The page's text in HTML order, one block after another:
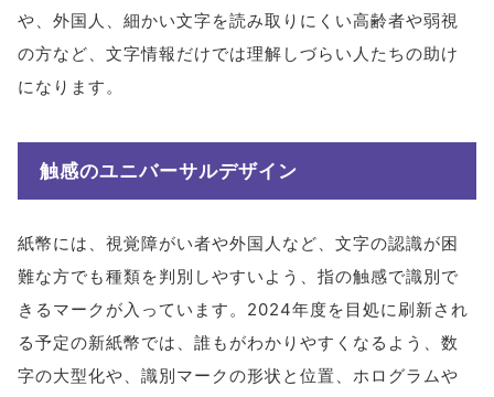
や、外国人、細かい文字を読み取りにくい高齢者や弱視
の方など、文字情報だけでは理解しづらい人たちの助け
になります。
触感のユニバーサルデザイン
紙幣には、視覚障がい者や外国人など、文字の認識が困
難な方でも種類を判別しやすいよう、指の触感で識別で
きるマークが入っています。2024年度を目処に刷新され
る予定の新紙幣では、誰もがわかりやすくなるよう、数
字の大型化や、識別マークの形状と位置、ホログラムや